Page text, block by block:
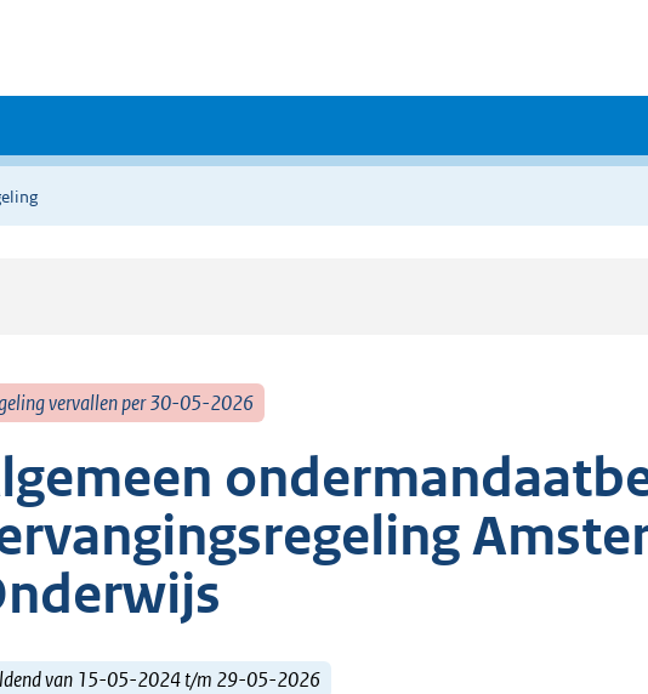
vervallen per 30-05-2026
van 15-05-2024 t/m 29-05-2026